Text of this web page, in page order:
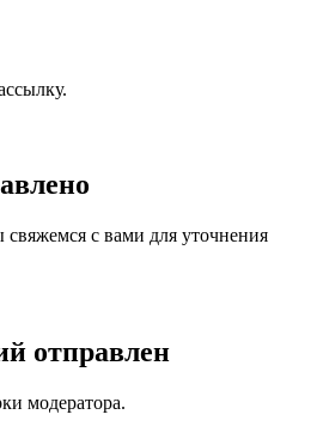
с вами для уточнения
отправлен
модератора.